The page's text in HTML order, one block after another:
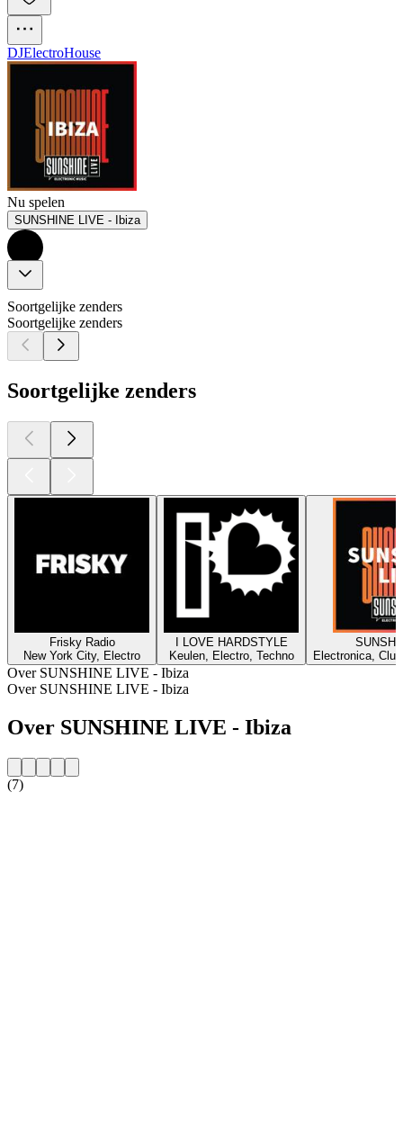
DJElectroHouse
Nu spelen
SUNSHINE LIVE - Ibiza
Soortgelijke zenders
Soortgelijke zenders
Soortgelijke zenders
Frisky Radio
New York City, Electro
I LOVE HARDSTYLE
Keulen, Electro, Techno
Electronica,
Over SUNSHINE LIVE - Ibiza
Over SUNSHINE LIVE - Ibiza
Over SUNSHINE LIVE - Ibiza
(7)